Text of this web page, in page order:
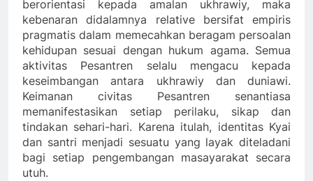
berorientasi kepada amalan ukhrawiy, maka
kebenaran didalamnya relative bersifat empiris
pragmatis dalam memecahkan beragam persoalan
kehidupan sesuai dengan hukum agama. Semua
aktivitas Pesantren selalu mengacu kepada
keseimbangan antara ukhrawiy dan duniawi.
Keimanan civitas Pesantren senantiasa
memanifestasikan setiap perilaku, sikap dan
tindakan sehari-hari. Karena itulah, identitas Kyai
dan santri menjadi sesuatu yang layak diteladani
bagi setiap pengembangan masayarakat secara
utuh.